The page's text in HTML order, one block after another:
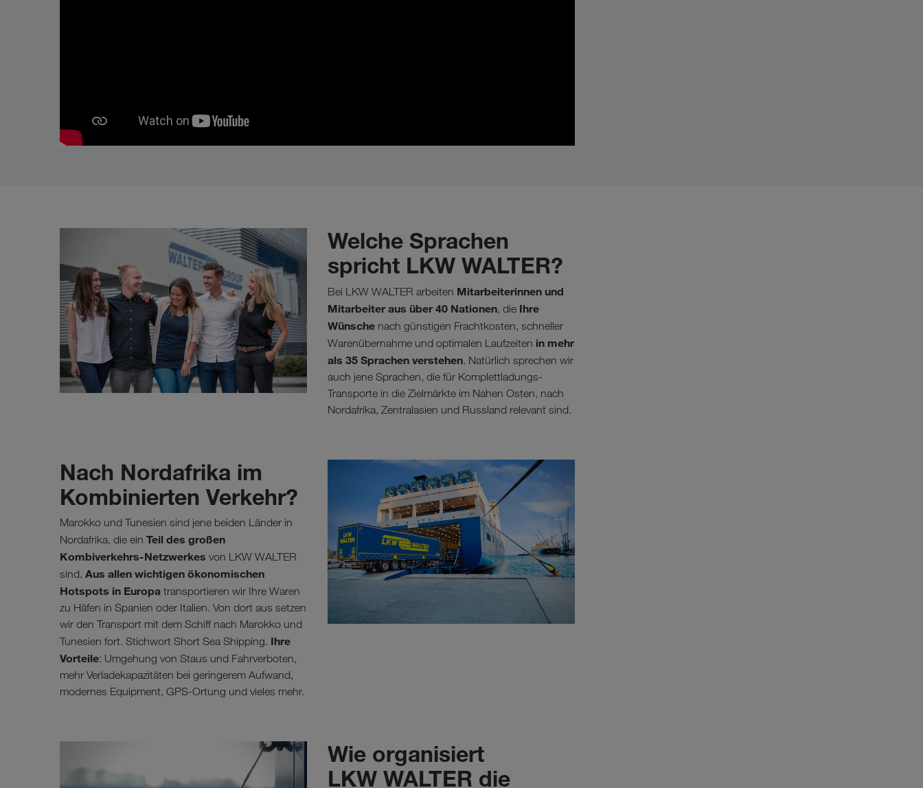
Welche Sprachen
spricht LKW WALTER?
Bei LKW WALTER arbeiten Mitarbeiterinnen und
Mitarbeiter aus über 40 Nationen, die Ihre
Wünsche nach günstigen Frachtkosten, schneller
Warenübernahme und optimalen Laufzeiten in mehr
als 35 Sprachen verstehen. Natürlich sprechen wir
auch jene Sprachen, die für Komplettladungs-
Transporte in die Zielmärkte im Nahen Osten, nach
Nordafrika, Zentralasien und Russland relevant sind.
Nach Nordafrika im
Kombinierten Verkehr?
Marokko und Tunesien sind jene beiden Länder in
Nordafrika, die ein Teil des großen
Kombiverkehrs-Netzwerkes von LKW WALTER
sind. Aus allen wichtigen ökonomischen
Hotspots in Europa transportieren wir Ihre Waren
zu Häfen in Spanien oder Italien. Von dort aus setzen
wir den Transport mit dem Schiff nach Marokko und
Tunesien fort. Stichwort Short Sea Shipping. Ihre
Vorteile: Umgehung von Staus und Fahrverboten,
mehr Verladekapazitäten bei geringerem Aufwand,
modernes Equipment, GPS-Ortung und vieles mehr.
Wie organisiert
LKW WALTER die